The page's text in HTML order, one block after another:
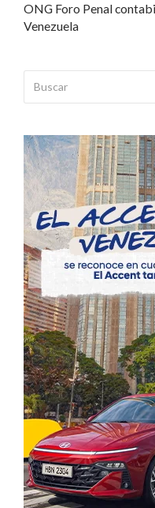
ONG Foro Penal
Venezuela